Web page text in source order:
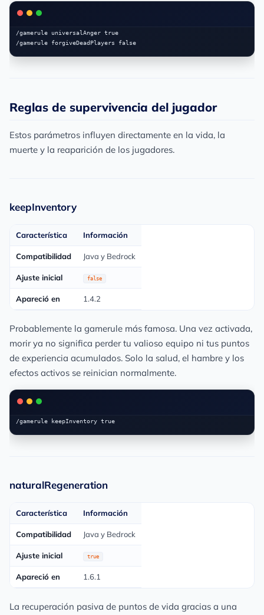
/gamerule universalAnger true
Reglas de supervivencia del jugador
Estos parámetros influyen directamente en la vida, la
muerte y la reaparición de los jugadores.
keepInventory
Característica Información
Compatibilidad Java y Bedrock
Ajuste inicial false
Apareció en 1.4.2
Probablemente la gamerule más famosa. Una vez activada,
morir ya no significa perder tu valioso equipo ni tus puntos
de experiencia acumulados. Solo la salud, el hambre y los
efectos activos se reinician normalmente.
naturalRegeneration
Característica Información
Compatibilidad Java y Bedrock
Ajuste inicial true
Apareció en 1.6.1
La recuperación pasiva de puntos de vida gracias a una